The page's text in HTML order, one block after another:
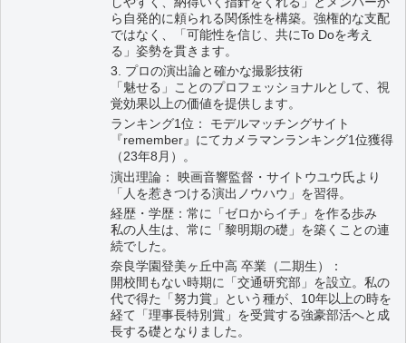
ら自発的に頼られる関係性を構築。強権的な支配
ではなく、「可能性を信じ、共にTo Doを考え
る」姿勢を貫きます。
3. プロの演出論と確かな撮影技術
「魅せる」ことのプロフェッショナルとして、視
覚効果以上の価値を提供します。
ランキング1位： モデルマッチングサイト
『remember』にてカメラマンランキング1位獲得
（23年8月）。
演出理論： 映画音響監督・サイトウユウ氏より
「人を惹きつける演出ノウハウ」を習得。
経歴・学歴：常に「ゼロからイチ」を作る歩み
私の人生は、常に「黎明期の礎」を築くことの連
続でした。
奈良学園登美ヶ丘中高 卒業（二期生）：
開校間もない時期に「交通研究部」を設立。私の
代で得た「努力賞」という種が、10年以上の時を
経て「理事長特別賞」を受賞する強豪部活へと成
長する礎となりました。